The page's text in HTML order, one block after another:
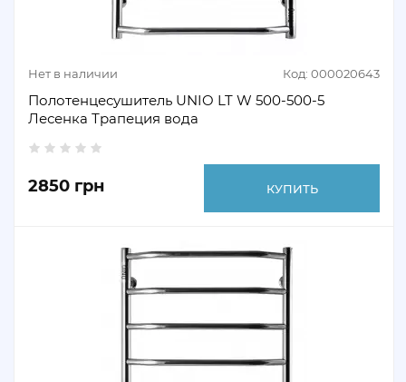
Нет в наличии Код: 000020643
Полотенцесушитель UNIO LT W 500-500-5
Лесенка Трапеция вода
2850 грн КУПИТЬ